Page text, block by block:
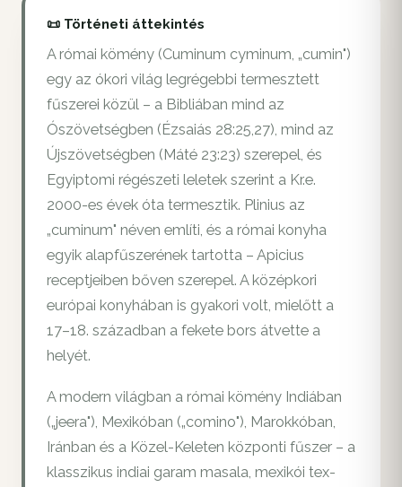
📜 Történeti áttekintés
A római kömény (Cuminum cyminum, „cumin")
egy az ókori világ legrégebbi termesztett
fűszerei közül – a Bibliában mind az
Ószövetségben (Ézsaiás 28:25,27), mind az
Újszövetségben (Máté 23:23) szerepel, és
Egyiptomi régészeti leletek szerint a Kr.e.
2000-es évek óta termesztik. Plinius az
„cuminum" néven említi, és a római konyha
egyik alapfűszerének tartotta – Apicius
receptjeiben bőven szerepel. A középkori
európai konyhában is gyakori volt, mielőtt a
17–18. században a fekete bors átvette a
helyét.
A modern világban a római kömény Indiában
(„jeera"), Mexikóban („comino"), Marokkóban,
Iránban és a Közel-Keleten központi fűszer – a
klasszikus indiai garam masala, mexikói tex-